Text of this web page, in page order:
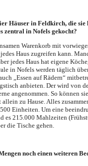
Häuser in Feldkirch, die sie
zentral in Nofels gekocht?
Warenkorb mit
Haus zugreifen kann.
jedes Haus hat eigene
in Nofels werden täglich
„Essen auf Rädern“
anbieten. Der wird von
angenommen. So können
zu Hause. Alles
Einheiten. Um eine
es 215.000 Mahlzeiten
die Tische gehen.
noch einen weiteren